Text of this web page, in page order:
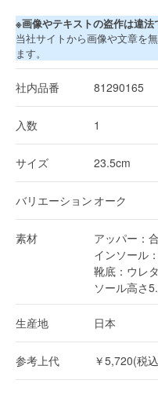
※画像やテキストの盗作は違法
当社サイトから画像や文章を
ます。
社内品番 81290165
入数 1
サイズ 23.5cm
バリエーション オーク
素材
アッパー：
インソール
靴底：ウレ
ソール高さ
生産地 日本
参考上代 ￥5,720(税